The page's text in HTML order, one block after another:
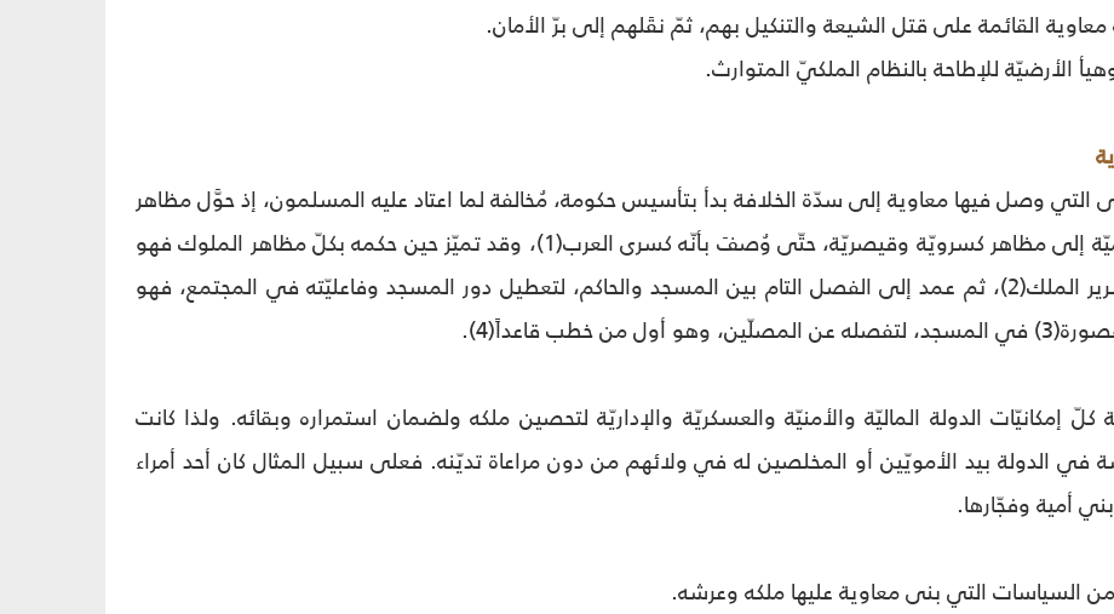
القائمة على قتل الشيعة والتنكيل بهم، ثمّ نقَلهم إلى برّ الأمان.
الأرضيّة للإطاحة بالنظام الملكيّ المتوارث.
التي وصل فيها معاوية إلى سدّة الخلافة بدأ بتأسيس حكومة، مُخالفة لما اعتاد عليه المسلمون، إذ حوَّل مظاهر
الخلافة الإسلاميّة إلى مظاهر كسرويّة وقيصريّة، حتّى وُصفَ بأنّه كسرى العرب(1)، وقد تميّز حين حكمه بكلّ مظاهر الملوك فهو
أوّل من اتّخذ سرير الملك(2)، ثم عمد إلى الفصل التام بين المسجد والحاكم، لتعطيل دور المسجد وفاعليّته في المجتمع، فهو
أول من خطب قاعداً(4).
إمكانيّات الدولة الماليّة والأمنيّة والعسكريّة والإداريّة لتحصين ملكه ولضمان استمراره وبقائه. ولذا كانت
في الدولة بيد الأمويّين أو المخلصين له في ولائهم من دون مراعاة تديّنه. فعلى سبيل المثال كان أحد أمراء
أمية وفجّارها.
السياسات التي بنى معاوية عليها ملكه وعرشه.